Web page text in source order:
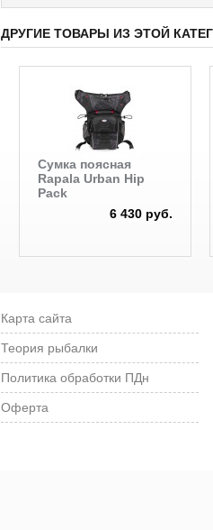
ДРУГИЕ ТОВАРЫ ИЗ ЭТОЙ
Сумка поясная
Rapala Urban Hip
Pack
6 430 руб.
Карта сайта
Теория рыбалки
Политика обработки ПДн
Оферта